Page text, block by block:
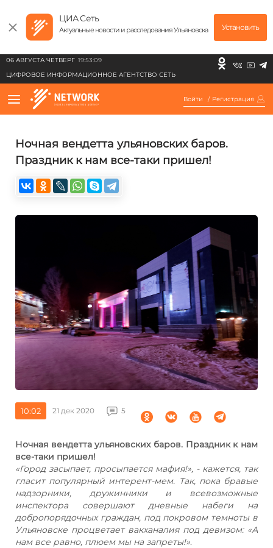
ЦИА Сеть
Актуальные новости и расследования Ульяновска Установить
06 АВГУСТА ЧЕТВЕРГ 19:53:09
ЦИФРОВОЕ ИНФОРМАЦИОННОЕ АГЕНТСТВО СЕТЬ
Войти / Регистрация
Ночная вендетта ульяновских баров.
Праздник к нам все-таки пришел!
10:02 21 дек 2020 5
Ночная вендетта ульяновских баров. Праздник к нам
все-таки пришел!
«Город засыпает, просыпается мафия!», - кажется, так
гласит популярный интерент-мем. Так, пока бравые
надзорники, дружинники и всевозможные
инспектора совершают дневные набеги на
добропорядочных граждан, под покровом темноты в
Ульяновске процветает вакханалия под девизом: «А
нам все равно, плюем мы на запреты!».